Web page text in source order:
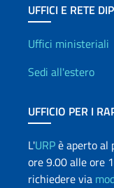
UFFICI E RETE
Uffici e
Uffici ministeriali
Sedi all'estero
UFFICIO PER I
L'URPè aperto al
ore 9.00 alle ore
richiedere via